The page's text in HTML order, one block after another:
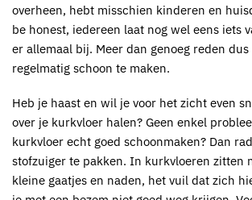
overheen, hebt misschien kinderen en
be honest, iedereen laat nog wel eens iets
er allemaal bij. Meer dan genoeg reden dus
regelmatig schoon te maken.
Heb je haast en wil je voor het zicht even
over je kurkvloer halen? Geen enkel
kurkvloer echt goed schoonmaken? Dan
stofzuiger te pakken. In kurkvloeren zitten
kleine gaatjes en naden, het vuil dat zich